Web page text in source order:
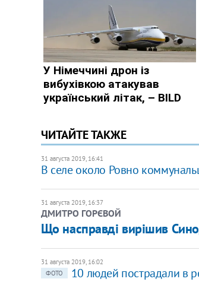
ЧИТАЙТЕ ТАКЖЕ
31 августа 2019, 16:41
В селе около Ровно
31 августа 2019, 16:37
ДМИТРО ГОРЄВОЙ
Що насправді вирішив
31 августа 2019, 16:02
ФОТО
10 людей пострадали в